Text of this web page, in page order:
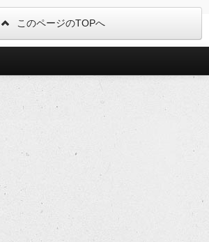
このページのTOPへ